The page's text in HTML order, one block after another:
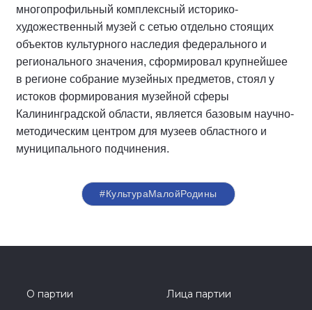
многопрофильный комплексный историко-
художественный музей с сетью отдельно стоящих
объектов культурного наследия федерального и
регионального значения, сформировал крупнейшее
в регионе собрание музейных предметов, стоял у
истоков формирования музейной сферы
Калининградской области, является базовым научно-
методическим центром для музеев областного и
муниципального подчинения.
#КультураМалойРодины
О партии
Лица партии